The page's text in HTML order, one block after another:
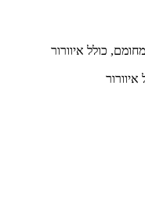
כולל איוורור